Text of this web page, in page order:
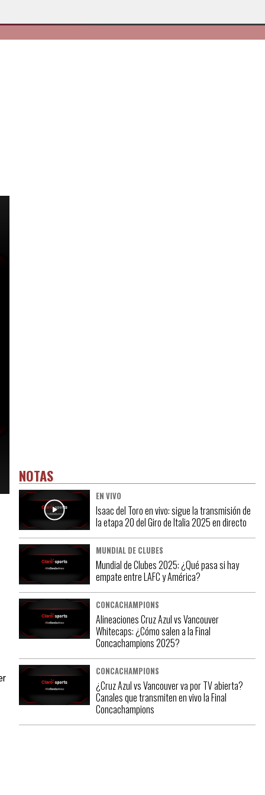
NOTAS
EN VIVO
Isaac del Toro en vivo: sigue la transmisión de
la etapa 20 del Giro de Italia 2025 en directo
MUNDIAL DE CLUBES
Mundial de Clubes 2025: ¿Qué pasa si hay
empate entre LAFC y América?
CONCACHAMPIONS
Alineaciones Cruz Azul vs Vancouver
Whitecaps: ¿Cómo salen a la Final
Concachampions 2025?
CONCACHAMPIONS
¿Cruz Azul vs Vancouver va por TV abierta?
Canales que transmiten en vivo la Final
Concachampions